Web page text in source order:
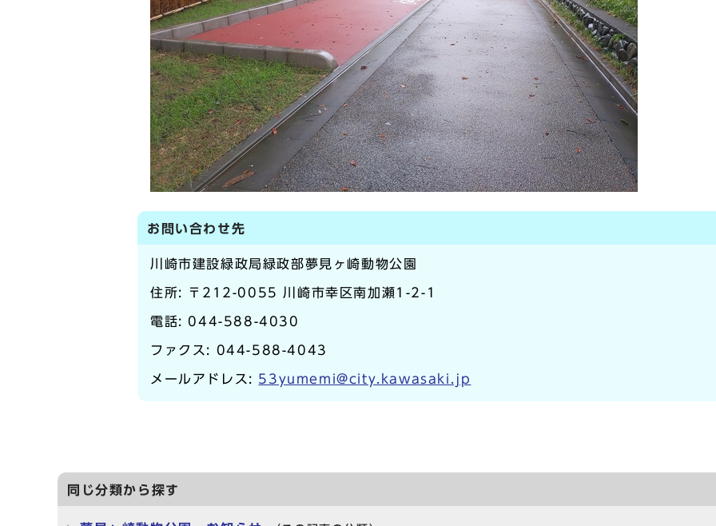
お問い合わせ先
川崎市建設緑政局緑政部夢見ヶ崎動物公園
住所: 〒212-0055 川崎市幸区南加瀬1-2-1
電話: 044-588-4030
ファクス: 044-588-4043
メールアドレス: 53yumemi@city.kawasaki.jp
同じ分類から探す